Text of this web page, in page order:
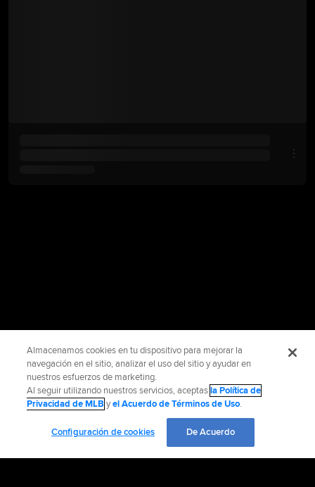
Almacenamos cookies en tu dispositivo para mejorar la
navegación en el sitio, analizar el uso del sitio y ayudar en
nuestros esfuerzos de marketing.
Al seguir utilizando nuestros servicios, aceptasla Política de
Privacidad de MLB yel Acuerdo de Términos de Uso.
Configuración de cookies De Acuerdo